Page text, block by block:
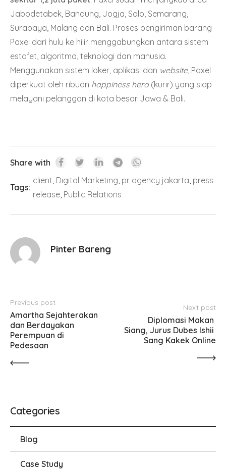
Jabodetabek, Bandung, Jogja, Solo, Semarang,
Surabaya, Malang dan Bali. Proses pengiriman barang
Paxel dari hulu ke hilir menggabungkan antara sistem
estafet, algoritma, teknologi dan manusia.
Menggunakan sistem loker, aplikasi dan website, Paxel
diperkuat oleh ribuan happiness hero (kurir) yang siap
melayani pelanggan di kota besar Jawa & Bali.
Share with
Tags:
client Digital Marketing pr agency jakarta press
release Public Relations
Pinter Bareng
Previous post
Amartha Sejahterakan
dan Berdayakan
Perempuan di
Pedesaan
Next post
Diplomasi Makan
Siang, Jurus Dubes Ishii
Sang Kakek Online
Categories
Blog
Case Study